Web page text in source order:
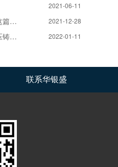
2021-06-11
了 2021-12-28
？ 2022-01-11
联系华银盛